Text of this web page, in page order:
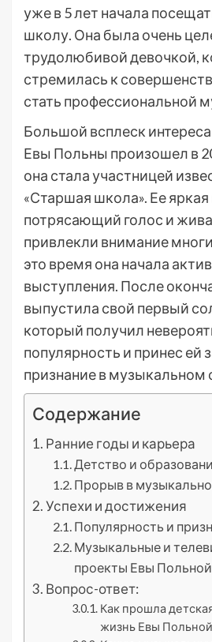
уже в 5 лет начала
школу. Она была очень
трудолюбивой девочкой,
стремилась к
стать профессиональной
Большой всплеск
Евы Польны произошел в
она стала участницей
«Старшая школа». Ее
потрясающий голос и
привлекли внимание
это время она начала
выступления. После
выпустила свой первый
который получил
популярность и принес ей
признание в музыкальном
Содержание
Ранние годы и карьера
Детство и
Прорыв в
Успехи и достижения
Популярность и
Музыкальные и
проекты Евы Польной
Вопрос-ответ:
Как прошла
жизнь Евы